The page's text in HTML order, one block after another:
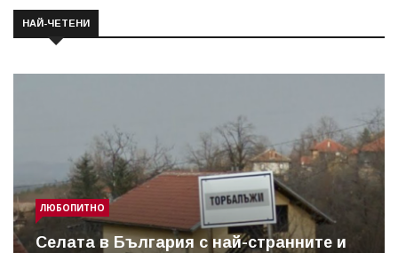
НАЙ-ЧЕТЕНИ
ЛЮБОПИТНО
Cелата в България с най-странните и